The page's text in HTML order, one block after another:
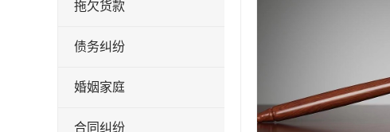
拖欠货款
债务纠纷
婚姻家庭
合同纠纷